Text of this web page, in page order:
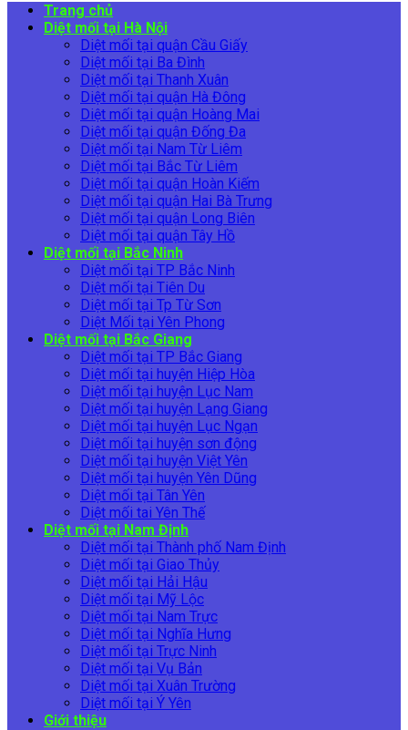
Trang chủ
Diệt mối tại Hà Nội
Diệt mối tại quận Cầu Giấy
Diệt mối tại Ba Đình
Diệt mối tại Thanh Xuân
Diệt mối tại quận Hà Đông
Diệt mối tại quận Hoàng Mai
Diệt mối tại quận Đống Đa
Diệt mối tại Nam Từ Liêm
Diệt mối tại Bắc Từ Liêm
Diệt mối tại quận Hoàn Kiếm
Diệt mối tại quận Hai Bà Trưng
Diệt mối tại quận Long Biên
Diệt mối tại quận Tây Hồ
Diệt mối tại Bắc Ninh
Diệt mối tại TP Bắc Ninh
Diệt mối tại Tiên Du
Diệt mối tại Tp Từ Sơn
Diệt Mối tại Yên Phong
Diệt mối tại Bắc Giang
Diệt mối tại TP Bắc Giang
Diệt mối tại huyện Hiệp Hòa
Diệt mối tại huyện Lục Nam
Diệt mối tại huyện Lạng Giang
Diệt mối tại huyện Lục Ngạn
Diệt mối tại huyện sơn động
Diệt mối tại huyện Việt Yên
Diệt mối tại huyện Yên Dũng
Diệt mối tại Tân Yên
Diệt mối tai Yên Thế
Diệt mối tại Nam Định
Diệt mối tại Thành phố Nam Định
Diệt mối tại Giao Thủy
Diệt mối tại Hải Hậu
Diệt mối tại Mỹ Lộc
Diệt mối tại Nam Trực
Diệt mối tại Nghĩa Hưng
Diệt mối tại Trực Ninh
Diệt mối tại Vụ Bản
Diệt mối tại Xuân Trường
Diệt mối tại Ý Yên
Giới thiệu